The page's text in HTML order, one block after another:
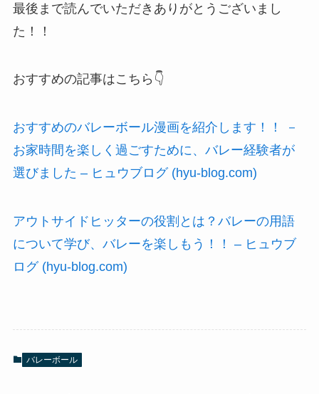
最後まで読んでいただきありがとうございまし
た！！
おすすめの記事はこちら👇
おすすめのバレーボール漫画を紹介します！！ －
お家時間を楽しく過ごすために、バレー経験者が
選びました – ヒュウブログ (hyu-blog.com)
アウトサイドヒッターの役割とは？バレーの用語
について学び、バレーを楽しもう！！ – ヒュウブ
ログ (hyu-blog.com)
バレーボール